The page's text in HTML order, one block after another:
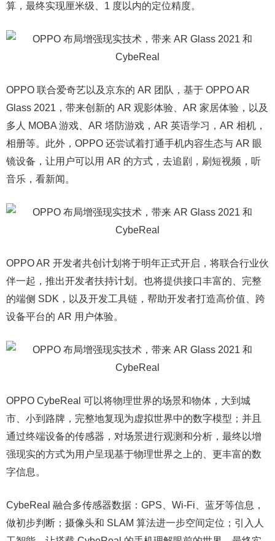
算，最终实现厘米级、1 度以内的定位精度。
OPPO 联合爱奇艺以及京东的 AR 团队，基于 OPPO AR
Glass 2021，带来创新的 AR 观影体验、AR 家居体验，以及
多人 MOBA 游戏、AR 塔防游戏，AR 英语学习，AR 相机，
相册等。此外，OPPO 还尝试着打通手机内容生态与 AR 眼
镜设备，让用户可以用 AR 的方式，去追剧，刷短视频，听
音乐，看新闻。
OPPO AR 开发者共创计划将于明年正式开启，将联合行业伙
伴一起，推出开发者扶持计划。也将提供接口丰富的、完整
的端侧 SDK，以及开发工具链，帮助开发者打造高价值、跨
设备平台的 AR 用户体验。
OPPO CybeReal 可以将物理世界的场景和物体，大到城
市、小到路牌，完整地复现为虚拟世界中的数字模型；并且
通过终端设备的传感器，对场景进行观测和分析，最终以增
强现实的方式为用户呈现基于物理世界之上的、更丰富的数
字信息。
CybeReal 融合多传感器数据：GPS、Wi-Fi、蓝牙等信息，
做初步判断；摄像头和 SLAM 算法进一步空间定位；引入人